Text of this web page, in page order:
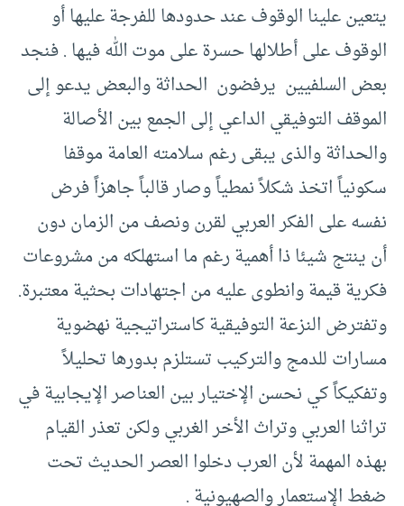
يتعين علينا الوقوف عند حدودها للفرجة عليها أو
الوقوف على أطلالها حسرة على موت الله فيها . فنجد
بعض السلفيين يرفضون الحداثة والبعض يدعو إلى
الموقف التوفيقي الداعي إلى الجمع بين الأصالة
والحداثة والذى يبقى رغم سلامته العامة موقفا
سكونياً اتخذ شكلاً نمطياً وصار قالباً جاهزاً فرض
نفسه على الفكر العربي لقرن ونصف من الزمان دون
أن ينتج شيئا ذا أهمية رغم ما استهلكه من مشروعات
فكرية قيمة وانطوى عليه من اجتهادات بحثية معتبرة.
وتفترض النزعة التوفيقية كاستراتيجية نهضوية
مسارات للدمج والتركيب تستلزم بدورها تحليلاً
وتفكيكاً كي نحسن الإختيار بين العناصر الإيجابية في
تراثنا العربي وتراث الأخر الغربي ولكن تعذر القيام
بهذه المهمة لأن العرب دخلوا العصر الحديث تحت
ضغط الإستعمار والصهيونية .